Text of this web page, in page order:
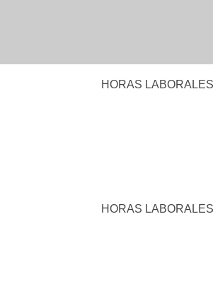
HORAS LABORALES
HORAS LABORALES